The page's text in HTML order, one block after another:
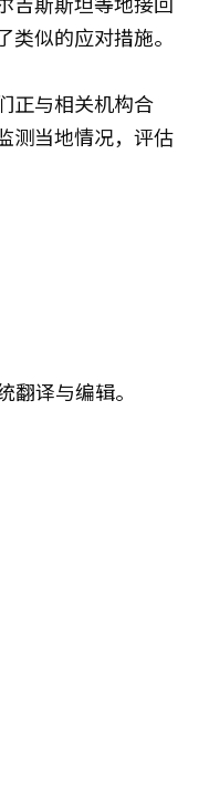
似的应对措施。
正与相关机构合
测当地情况，评估
译与编辑。